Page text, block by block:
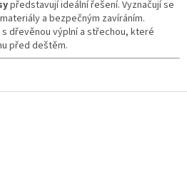
představují ideální řešení. Vyznačují se
a bezpečným zavíráním.
dřevěnou výplní a střechou, které
před deštěm.